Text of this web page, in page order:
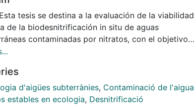
tesis se destina a la evaluación de la viabilidad
de la biodesnitrificación in situ de aguas
contaminadas por nitratos, con el objetivo
las estrategias de bioestimulación y mejorar
de la tecnología en dos entornos geológicos
un medio fracturado de baja porosidad y un
arenoso. Se desarrollan ensayos a tres escalas
d'aigües subterrànies, Contaminació de l'aigua
estables en ecologia, Desnitrificació